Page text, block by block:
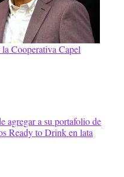
Cooperativa Capel